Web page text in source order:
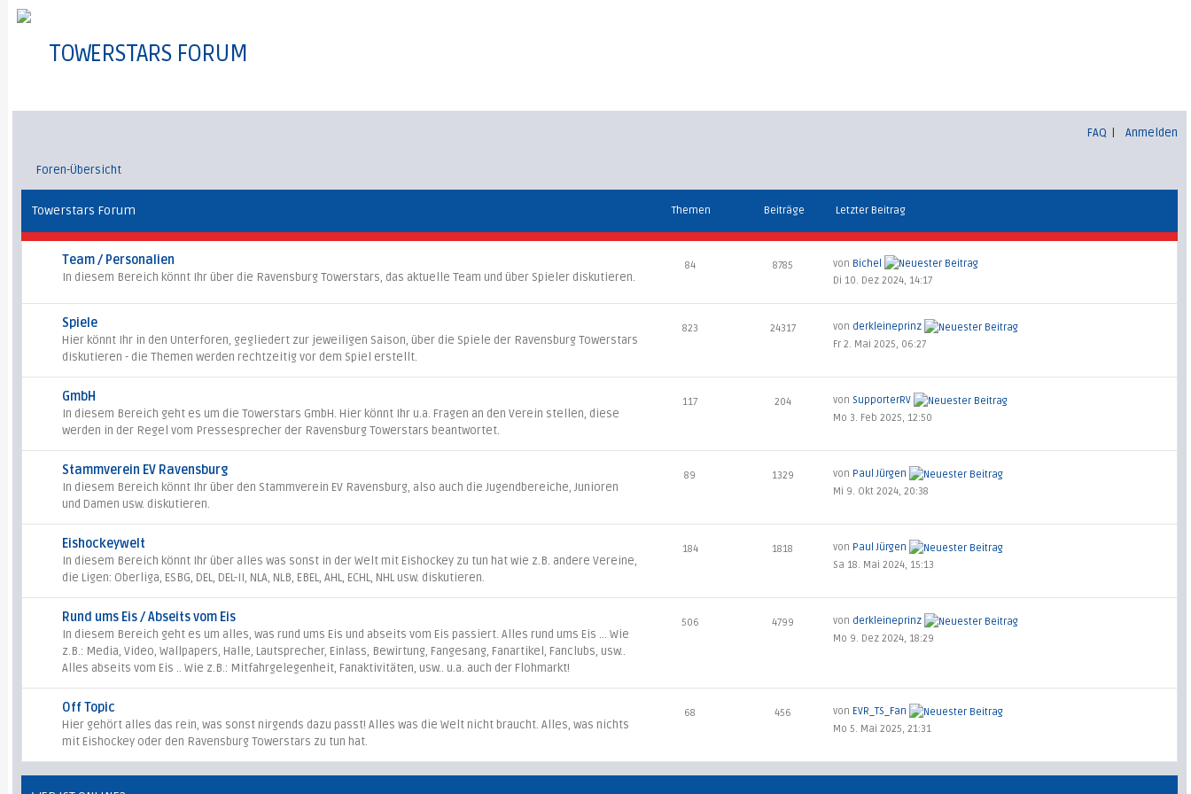
TOWERSTARS FORUM
FAQ Anmelden
Foren-Übersicht
Towerstars Forum Themen Beiträge Letzter Beitrag
Team / Personalien
In diesem Bereich könnt Ihr über die Ravensburg Towerstars, das aktuelle Team und über Spieler diskutieren.
84 8785 von Bichel
Di 10. Dez 2024, 14:17
Spiele
Hier könnt Ihr in den Unterforen, gegliedert zur jeweiligen Saison, über die Spiele der Ravensburg Towerstars
diskutieren - die Themen werden rechtzeitig vor dem Spiel erstellt.
823 24317 von derkleineprinz
Fr 2. Mai 2025, 06:27
GmbH
In diesem Bereich geht es um die Towerstars GmbH. Hier könnt Ihr u.a. Fragen an den Verein stellen, diese
werden in der Regel vom Pressesprecher der Ravensburg Towerstars beantwortet.
117 204 vonSupporterRV
Mo 3. Feb 2025, 12:50
Stammverein EV Ravensburg
In diesem Bereich könnt Ihr über den Stammverein EV Ravensburg, also auch die Jugendbereiche, Junioren
und Damen usw. diskutieren.
89 1329 von Paul Jürgen
Mi 9. Okt 2024, 20:38
Eishockeywelt
In diesem Bereich könnt Ihr über alles was sonst in der Welt mit Eishockey zu tun hat wie z.B. andere Vereine,
die Ligen: Oberliga, ESBG, DEL, DEL-II, NLA, NLB, EBEL, AHL, ECHL, NHL usw. diskutieren.
184 1818 von Paul Jürgen
Sa 18. Mai 2024, 15:13
Rund ums Eis / Abseits vom Eis
In diesem Bereich geht es um alles, was rund ums Eis und abseits vom Eis passiert. Alles rund ums Eis ... Wie
z.B.: Media, Video, Wallpapers, Halle, Lautsprecher, Einlass, Bewirtung, Fangesang, Fanartikel, Fanclubs, usw..
Alles abseits vom Eis .. Wie z.B.: Mitfahrgelegenheit, Fanaktivitäten, usw.. u.a. auch der Flohmarkt!
506 4799 von derkleineprinz
Mo 9. Dez 2024, 18:29
Off Topic
Hier gehört alles das rein, was sonst nirgends dazu passt! Alles was die Welt nicht braucht. Alles, was nichts
mit Eishockey oder den Ravensburg Towerstars zu tun hat.
68 456 von EVR_TS_Fan
Mo 5. Mai 2025, 21:31